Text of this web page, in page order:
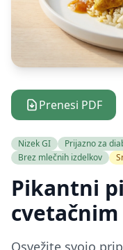
Prenesi PDF
Nizek GI Prijazno za
Brez mlečnih izdelkov
Pikantni
Osvežite svojo